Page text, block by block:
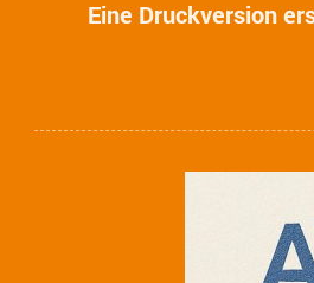
Eine Druckversion